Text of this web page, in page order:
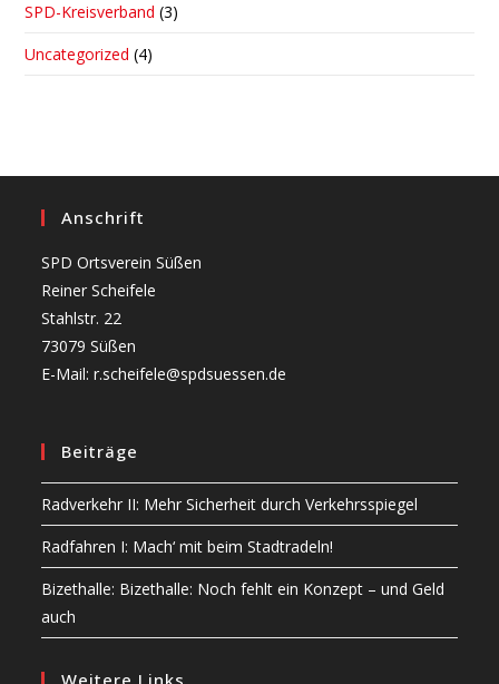
SPD-Kreisverband (3)
Uncategorized (4)
Anschrift
SPD Ortsverein Süßen
Reiner Scheifele
Stahlstr. 22
73079 Süßen
E-Mail: r.scheifele@spdsuessen.de
Beiträge
Radverkehr II: Mehr Sicherheit durch Verkehrsspiegel
Radfahren I: Mach‘ mit beim Stadtradeln!
Bizethalle: Bizethalle: Noch fehlt ein Konzept – und Geld
auch